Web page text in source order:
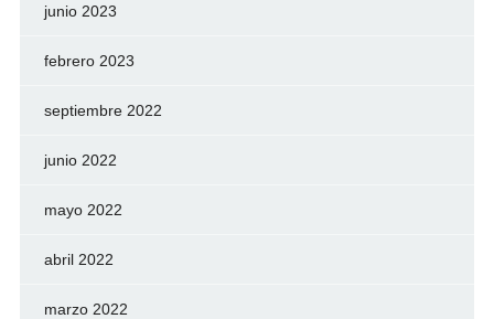
junio 2023
febrero 2023
septiembre 2022
junio 2022
mayo 2022
abril 2022
marzo 2022